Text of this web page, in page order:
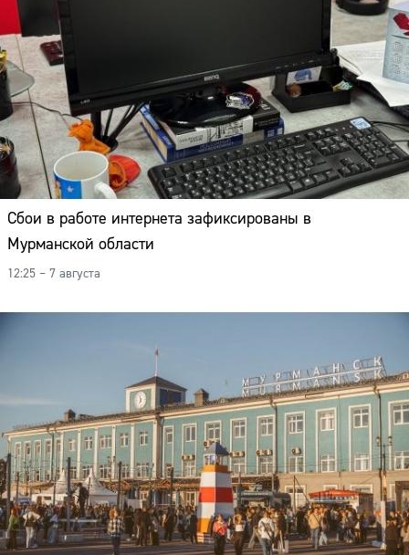
Сбои в работе интернета зафиксированы в
Мурманской области
12:25 – 7 августа